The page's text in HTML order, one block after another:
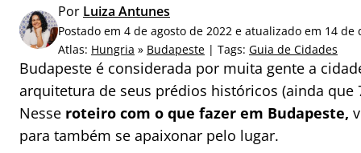
a
r
p
o
r
:
Por Luiza Antunes
Postado em 4 de agosto de 2022 e atualizado em 14 de
Atlas: Hungria » Budapeste | Tags: Guia de Cidades
Budapeste é considerada por muita gente a
arquitetura de seus prédios históricos (ainda que
Nesse roteiro com o que fazer em Budapeste,
para também se apaixonar pelo lugar.